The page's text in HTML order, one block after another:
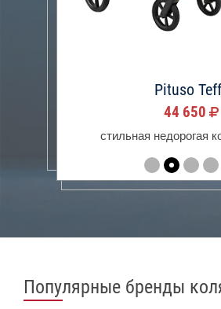
Pituso
44 650
стильная недорогая
Популярные бренды